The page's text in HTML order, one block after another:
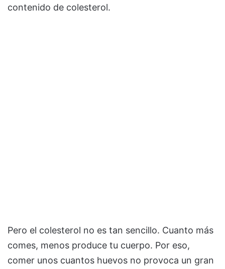
contenido de colesterol.
Pero el colesterol no es tan sencillo. Cuanto más
comes, menos produce tu cuerpo. Por eso,
comer unos cuantos huevos no provoca un gran